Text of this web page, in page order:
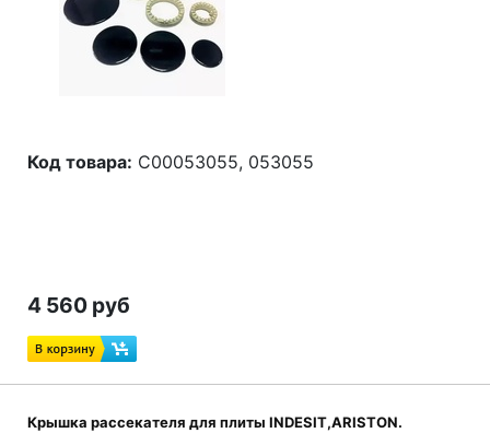
Код товара: C00053055, 053055
4 560 руб
Крышка рассекателя для плиты INDESIT,ARISTON.